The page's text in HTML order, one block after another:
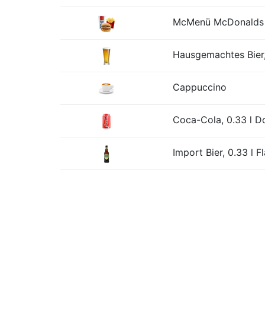
McMenü
Hausgemachtes
Cappuccino
Coca-Cola, 0.33 l
Import Bier, 0.33 l